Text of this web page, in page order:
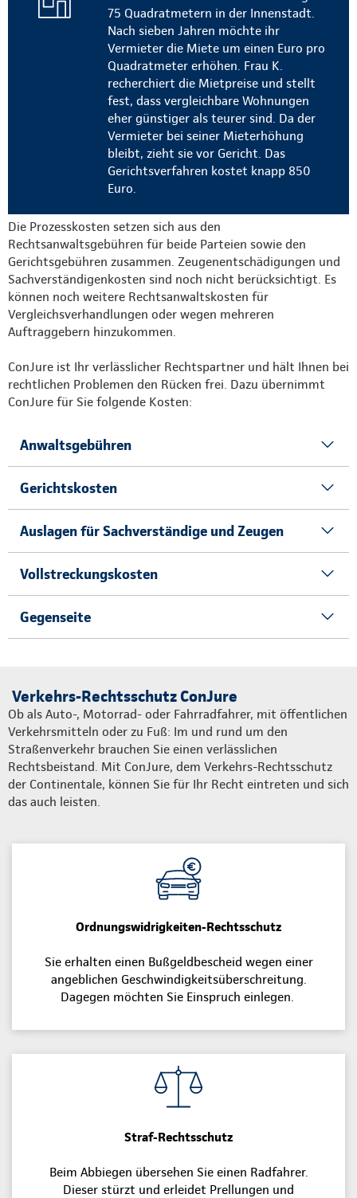
75 Quadratmetern in der Innenstadt.
Nach sieben Jahren möchte ihr
Vermieter die Miete um einen Euro pro
Quadratmeter erhöhen. Frau K.
recherchiert die Mietpreise und stellt
fest, dass vergleichbare Wohnungen
eher günstiger als teurer sind. Da der
Vermieter bei seiner Mieterhöhung
bleibt, zieht sie vor Gericht. Das
Gerichtsverfahren kostet knapp 850
Euro.
Die Prozesskosten setzen sich aus den
Rechtsanwaltsgebühren für beide Parteien sowie den
Gerichtsgebühren zusammen. Zeugenentschädigungen und
Sachverständigenkosten sind noch nicht berücksichtigt. Es
können noch weitere Rechtsanwaltskosten für
Vergleichsverhandlungen oder wegen mehreren
Auftraggebern hinzukommen.
ConJure ist Ihr verlässlicher Rechtspartner und hält Ihnen bei
rechtlichen Problemen den Rücken frei. Dazu übernimmt
ConJure für Sie folgende Kosten:
Anwaltsgebühren
Gerichtskosten
Auslagen für Sachverständige und Zeugen
Vollstreckungskosten
Gegenseite
Verkehrs-Rechtsschutz ConJure
Ob als Auto-, Motorrad- oder Fahrradfahrer, mit öffentlichen
Verkehrsmitteln oder zu Fuß: Im und rund um den
Straßenverkehr brauchen Sie einen verlässlichen
Rechtsbeistand. Mit ConJure, dem Verkehrs-Rechtsschutz
der Continentale, können Sie für Ihr Recht eintreten und sich
das auch leisten.
Ordnungswidrigkeiten-Rechtsschutz
Sie erhalten einen Bußgeldbescheid wegen einer
angeblichen Geschwindigkeitsüberschreitung.
Dagegen möchten Sie Einspruch einlegen.
Straf-Rechtsschutz
Beim Abbiegen übersehen Sie einen Radfahrer.
Dieser stürzt und erleidet Prellungen und